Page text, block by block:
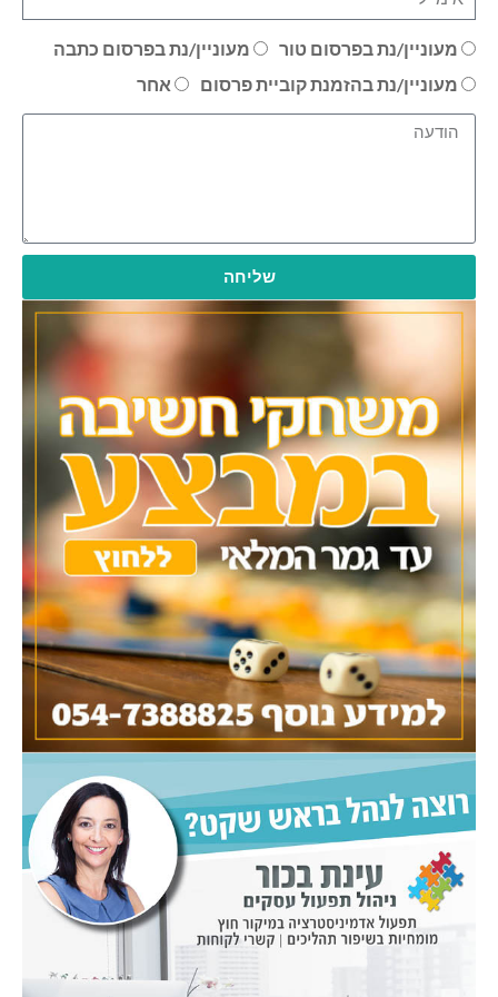
מעוניין/נת בפרסום טור
מעוניין/נת בפרסום כתבה
מעוניין/נת בהזמנת קוביית פרסום
אחר
שליחה